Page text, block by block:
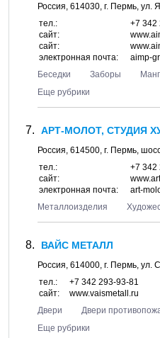
Россия, 614030, г. Пермь, ул.
тел.:
+7 342
сайт:
сайт:
электронная почта:
aimp-
Беседки
Заборы
Еще рубрики
АРТ-МОЛОТ, СТУДИЯ
Россия, 614500, г. Пермь,
тел.:
+7 342
сайт:
электронная почта:
art-
Металлоизделия
ВАЙС МЕТАЛЛ
Россия, 614000, г. Пермь, ул.
тел.:
+7 342 293-93-81
сайт:
www.vaismetall.ru
Двери
Двери
Еще рубрики